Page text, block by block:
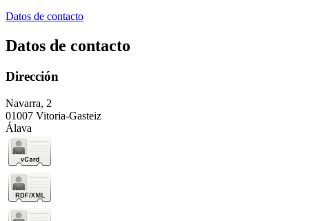
Datos de contacto
Datos de contacto
Dirección
Navarra, 2
01007 Vitoria-Gasteiz
Álava